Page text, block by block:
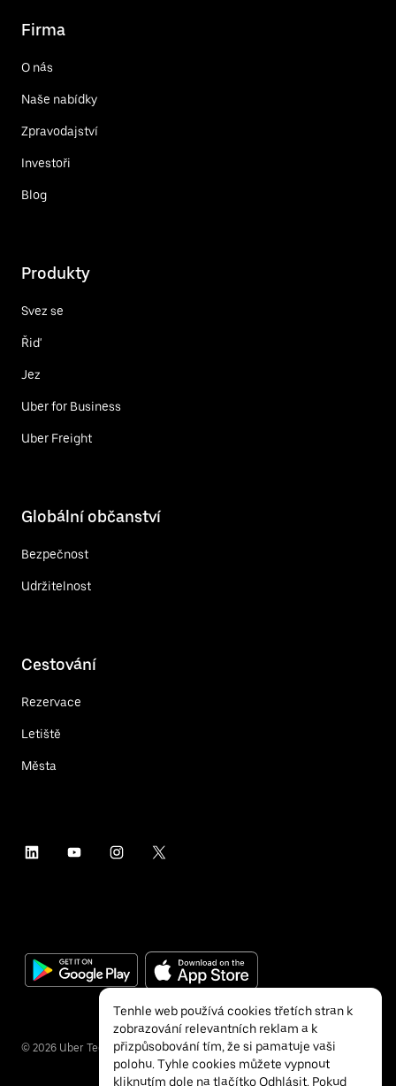
Firma
O nás
Naše nabídky
Zpravodajství
Investoři
Blog
Produkty
Svez se
Řiď
Jez
Uber for Business
Uber Freight
Globální občanství
Bezpečnost
Udržitelnost
Cestování
Rezervace
Letiště
Města
© 2026 Uber Technologies Inc.
Tenhle web používá cookies třetích stran k
zobrazování relevantních reklam a k
přizpůsobování tím, že si pamatuje vaši
polohu. Tyhle cookies můžete vypnout
kliknutím dole na tlačítko Odhlásit. Pokud